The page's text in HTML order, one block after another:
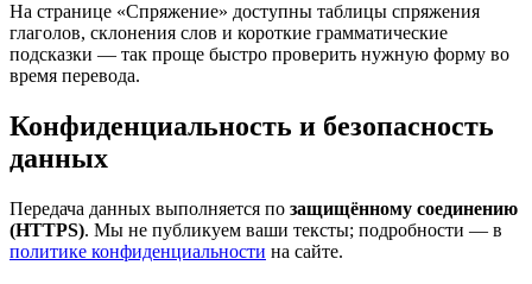
На странице «Спряжение» доступны таблицы спряжения
глаголов, склонения слов и короткие грамматические
подсказки — так проще быстро проверить нужную форму во
время перевода.
Конфиденциальность и безопасность
данных
Передача данных выполняется по защищённому соединению
(HTTPS). Мы не публикуем ваши тексты; подробности — в
политике конфиденциальности на сайте.